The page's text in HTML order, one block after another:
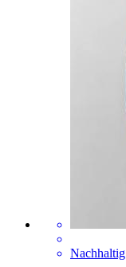
Nachhaltig